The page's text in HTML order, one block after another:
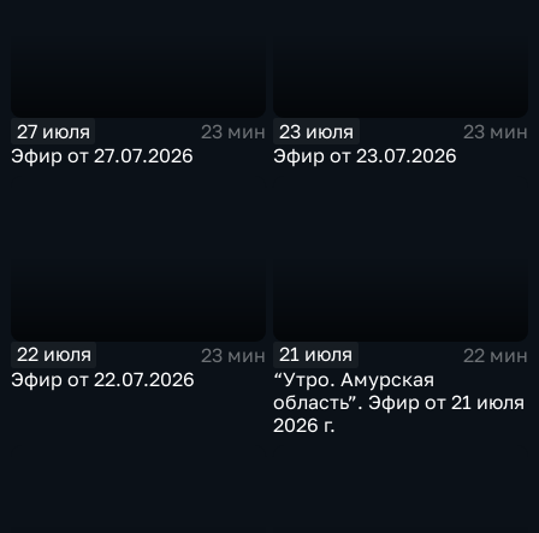
27 июля
23 мин
Эфир от 27.07.2026
23 июля
23 мин
Эфир от 23.07.2026
22 июля
23 мин
Эфир от 22.07.2026
21 июля
22 мин
“Утро. Амурская
область”. Эфир от 21 июля
2026 г.